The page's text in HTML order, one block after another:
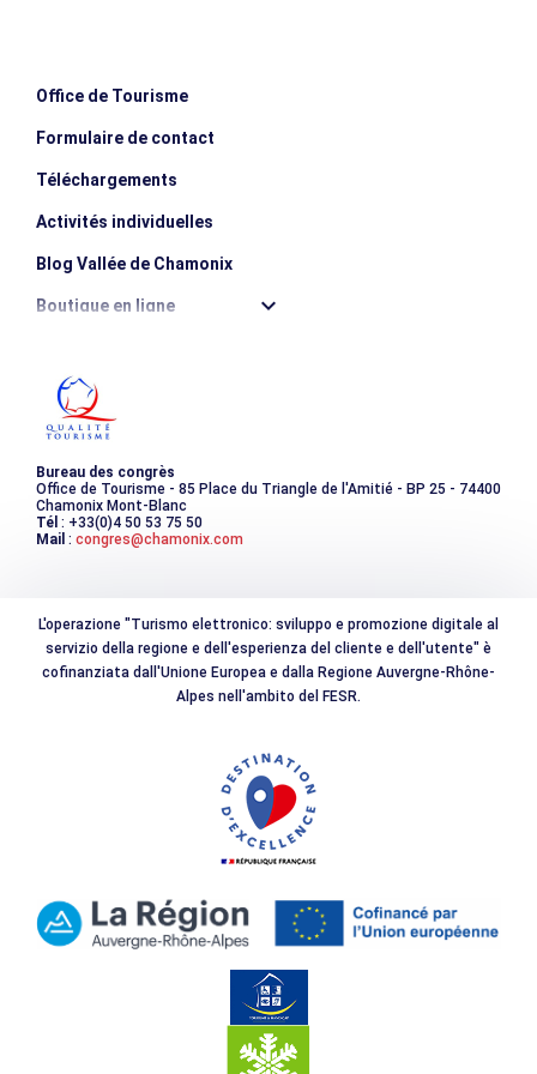
Museo della montagna di Les Houches.
Livello di difficoltà
Distanza
Altitudine di partenza
Elevazione positiva
Elevazione negativa
Durata del viaggio di andata e ritorno 2h
Office de Tourisme
Formulaire de contact
Téléchargements
Activités individuelles
Blog Vallée de Chamonix
Boutique en ligne
Les incontournables
Photothèque
Bureau des congrès
Office de Tourisme - 85 Place du Triangle de l'Amitié - BP 25 - 74400
Chamonix Mont-Blanc
Tél : +33(0)4 50 53 75 50
Mail : congres@chamonix.com
L'operazione "Turismo elettronico: sviluppo e promozione digitale al
servizio della regione e dell'esperienza del cliente e dell'utente" è
cofinanziata dall'Unione Europea e dalla Regione Auvergne-Rhône-
Alpes nell'ambito del FESR.